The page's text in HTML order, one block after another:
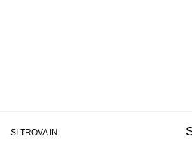
SI TROVA IN